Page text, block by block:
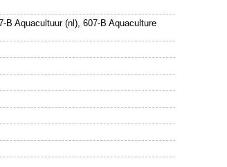
B Aquacultuur (nl), 607-B Aquaculture